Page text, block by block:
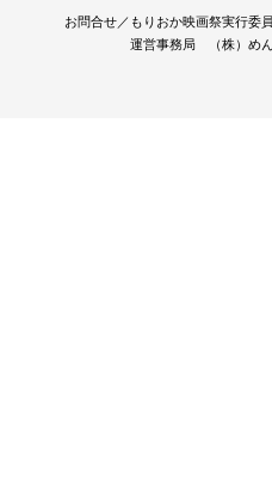
2011/ 8/29：映
お問合せ／もりおか映画祭実行
運営事務局 （株）め